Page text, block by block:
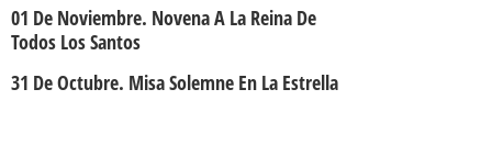
01 De Noviembre. Novena A La Reina De
Todos Los Santos
31 De Octubre. Misa Solemne En La Estrella